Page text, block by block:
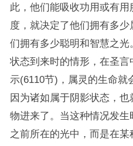
此，他们能吸收功用或有
度，就决定了他们拥有多
们拥有多少聪明和智慧之
状态到来时的情形，在圣言
示(6110节)，属灵的生命就
因为诸如属于阴影状态，
物进来了。当这种情况发
之前所在的光中，而是在